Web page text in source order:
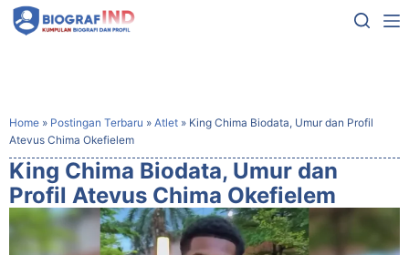
Home » Postingan Terbaru » Atlet » King Chima Biodata, Umur dan Profil
Atevus Chima Okefielem
King Chima Biodata, Umur dan
Profil Atevus Chima Okefielem